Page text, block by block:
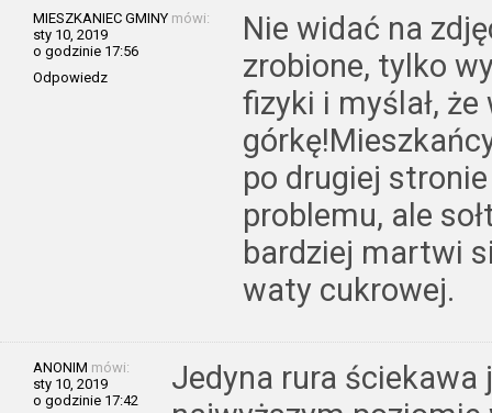
MIESZKANIEC GMINY mówi:
sty 10, 2019
o godzinie 17:56
Odpowiedz
Nie widać na
zrobione, tylko
fizyki i myślał, że
po drugiej
problemu, ale
bardziej martwi
waty cukrowej.
ANONIM mówi:
sty 10, 2019
o godzinie 17:42
Jedyna rura